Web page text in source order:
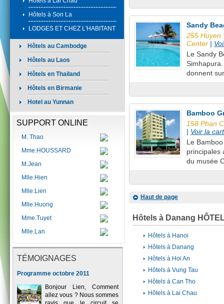
Hôtels à Son La
LODGES ET CHEZ L'HABITANT
Hôtels au Cambodge
Hôtels au Laos
Hôtels en Thailand
Hôtels en Birmanie
Hotel au Yunnan
SUPPORT ONLINE
M. Thao
Mme.HOUSSARD
M.Jean
Mlle.Hien
Mlle.Lien
Mlle.Huong
Mme.Tuyet
Mlle.Lan
TÉMOIGNAGES
Programme octobre 2011
Bonjour Lien, Comment
allez vous ? Nous sommes
Sandy
255 Huyen
Center |
Le Sandy
donnent
Bamboo
158 Phan
| Voir la
Le
principales
du musée
Haut de page
Hôtels à Danang
Hôtels à Hanoi
Hôtels à Danang
Hôtels à Hoi An
Hôtels à Vung Tau
Hôtels à Can Tho
Hôtels à Lai Chau